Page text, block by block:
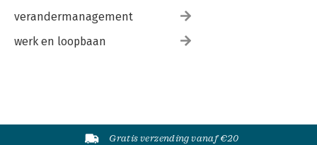
verandermanagement
werk en loopbaan
Gratis verzending vanaf €20